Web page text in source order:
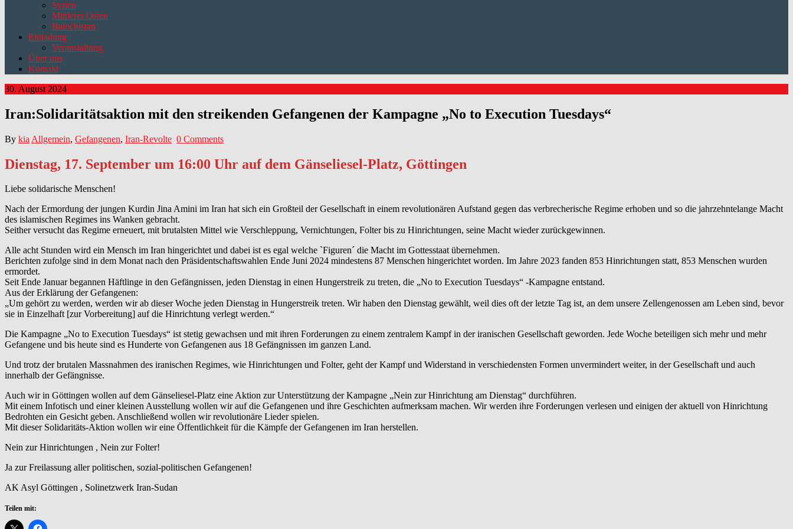
Syrien
Mittlerer Osten
Balochistan
Einladung
Veranstaltung
Über uns
Kontakt
30. August 2024
Iran:Solidaritätsaktion mit den streikenden Gefangenen der Kampagne „No to Execution Tuesdays“
By kia Allgemein, Gefangenen, Iran-Revolte 0 Comments
Dienstag, 17. September um 16:00 Uhr auf dem Gänseliesel-Platz, Göttingen
Liebe solidarische Menschen!
Nach der Ermordung der jungen Kurdin Jina Amini im Iran hat sich ein Großteil der Gesellschaft in einem revolutionären Aufstand gegen das verbrecherische Regime erhoben und so die jahrzehntelange Macht
des islamischen Regimes ins Wanken gebracht.
Seither versucht das Regime erneuert, mit brutalsten Mittel wie Verschleppung, Vernichtungen, Folter bis zu Hinrichtungen, seine Macht wieder zurückgewinnen.
Alle acht Stunden wird ein Mensch im Iran hingerichtet und dabei ist es egal welche `Figuren´ die Macht im Gottesstaat übernehmen.
Berichten zufolge sind in dem Monat nach den Präsidentschaftswahlen Ende Juni 2024 mindestens 87 Menschen hingerichtet worden. Im Jahre 2023 fanden 853 Hinrichtungen statt, 853 Menschen wurden
ermordet.
Seit Ende Januar begannen Häftlinge in den Gefängnissen, jeden Dienstag in einen Hungerstreik zu treten, die „No to Execution Tuesdays“ -Kampagne entstand.
Aus der Erklärung der Gefangenen:
„Um gehört zu werden, werden wir ab dieser Woche jeden Dienstag in Hungerstreik treten. Wir haben den Dienstag gewählt, weil dies oft der letzte Tag ist, an dem unsere Zellengenossen am Leben sind, bevor
sie in Einzelhaft [zur Vorbereitung] auf die Hinrichtung verlegt werden.“
Die Kampagne „No to Execution Tuesdays“ ist stetig gewachsen und mit ihren Forderungen zu einem zentralem Kampf in der iranischen Gesellschaft geworden. Jede Woche beteiligen sich mehr und mehr
Gefangene und bis heute sind es Hunderte von Gefangenen aus 18 Gefängnissen im ganzen Land.
Und trotz der brutalen Massnahmen des iranischen Regimes, wie Hinrichtungen und Folter, geht der Kampf und Widerstand in verschiedensten Formen unvermindert weiter, in der Gesellschaft und auch
innerhalb der Gefängnisse.
Auch wir in Göttingen wollen auf dem Gänseliesel-Platz eine Aktion zur Unterstützung der Kampagne „Nein zur Hinrichtung am Dienstag“ durchführen.
Mit einem Infotisch und einer kleinen Ausstellung wollen wir auf die Gefangenen und ihre Geschichten aufmerksam machen. Wir werden ihre Forderungen verlesen und einigen der aktuell von Hinrichtung
Bedrohten ein Gesicht geben. Anschließend wollen wir revolutionäre Lieder spielen.
Mit dieser Solidaritäts-Aktion wollen wir eine Öffentlichkeit für die Kämpfe der Gefangenen im Iran herstellen.
Nein zur Hinrichtungen , Nein zur Folter!
Ja zur Freilassung aller politischen, sozial-politischen Gefangenen!
AK Asyl Göttingen , Solinetzwerk Iran-Sudan
Teilen mit: